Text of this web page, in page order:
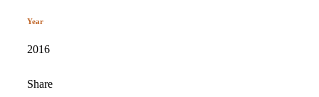
Year
2016
Share